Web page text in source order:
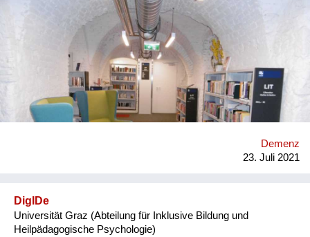
Arbeitsgemeinschaft Demenzfreundliche Bibliothek ist ein
Zusammenschluss von partizipativen
Gesundheitsforscherinnen der Fachhochschule Wiener
Neustadt (FHWN) und der Universität Wien *An wen richtet
sich die Initiative?* Das Projekt bringt eine Vielzahl an
Akteur:innen miteinander in Austausch: Auf der
Betroffenenebene beteiligen sich Menschen mit Demenz und
Angehörige, unterstützt durch die Selbsthilfegruppe Alzheimer
Austria. Auf der kommunalen Ebene sind dies die
Bibliotheken, dem Stadtmuseum und der Bürgerservicestelle
in Wiener Neustadt. Das Projekt und die Aktivitäten werden
Demenz
23. Juli 2021
DigIDe
Universität Graz (Abteilung für Inklusive Bildung und
Heilpädagogische Psychologie)